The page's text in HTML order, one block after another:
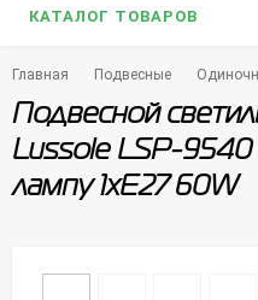
КАТАЛОГ ТОВАРОВ
Главная Подвесные
Подвесной
Lussole LSP-9540
лампу 1xE27 60W